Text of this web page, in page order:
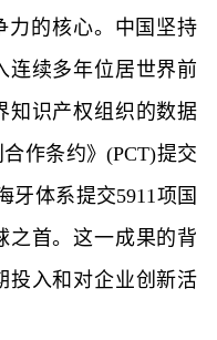
力的核心。中国坚持
连续多年位居世界前
知识产权组织的数据
作条约》(PCT)提交
牙体系提交5911项国
之首。这一成果的背
投入和对企业创新活